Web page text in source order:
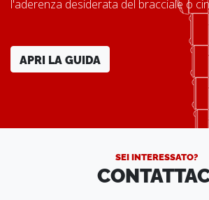
l'aderenza desiderata del bracciale o
APRI LA GUIDA
SEI INTERESSATO?